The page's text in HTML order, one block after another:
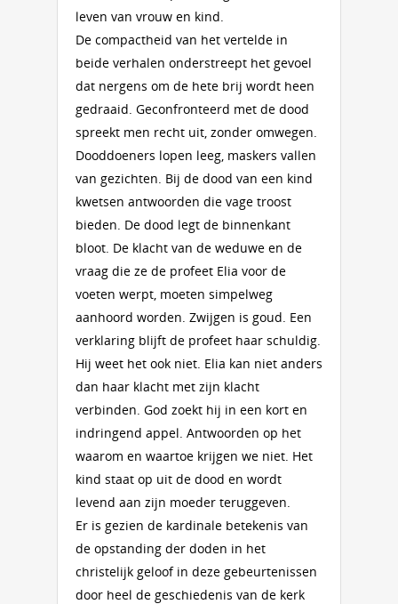
leven van vrouw en kind.
De compactheid van het vertelde in
beide verhalen onderstreept het gevoel
dat nergens om de hete brij wordt heen
gedraaid. Geconfronteerd met de dood
spreekt men recht uit, zonder omwegen.
Dooddoeners lopen leeg, maskers vallen
van gezichten. Bij de dood van een kind
kwetsen antwoorden die vage troost
bieden. De dood legt de binnenkant
bloot. De klacht van de weduwe en de
vraag die ze de profeet Elia voor de
voeten werpt, moeten simpelweg
aanhoord worden. Zwijgen is goud. Een
verklaring blijft de profeet haar schuldig.
Hij weet het ook niet. Elia kan niet anders
dan haar klacht met zijn klacht
verbinden. God zoekt hij in een kort en
indringend appel. Antwoorden op het
waarom en waartoe krijgen we niet. Het
kind staat op uit de dood en wordt
levend aan zijn moeder teruggeven.
Er is gezien de kardinale betekenis van
de opstanding der doden in het
christelijk geloof in deze gebeurtenissen
door heel de geschiedenis van de kerk